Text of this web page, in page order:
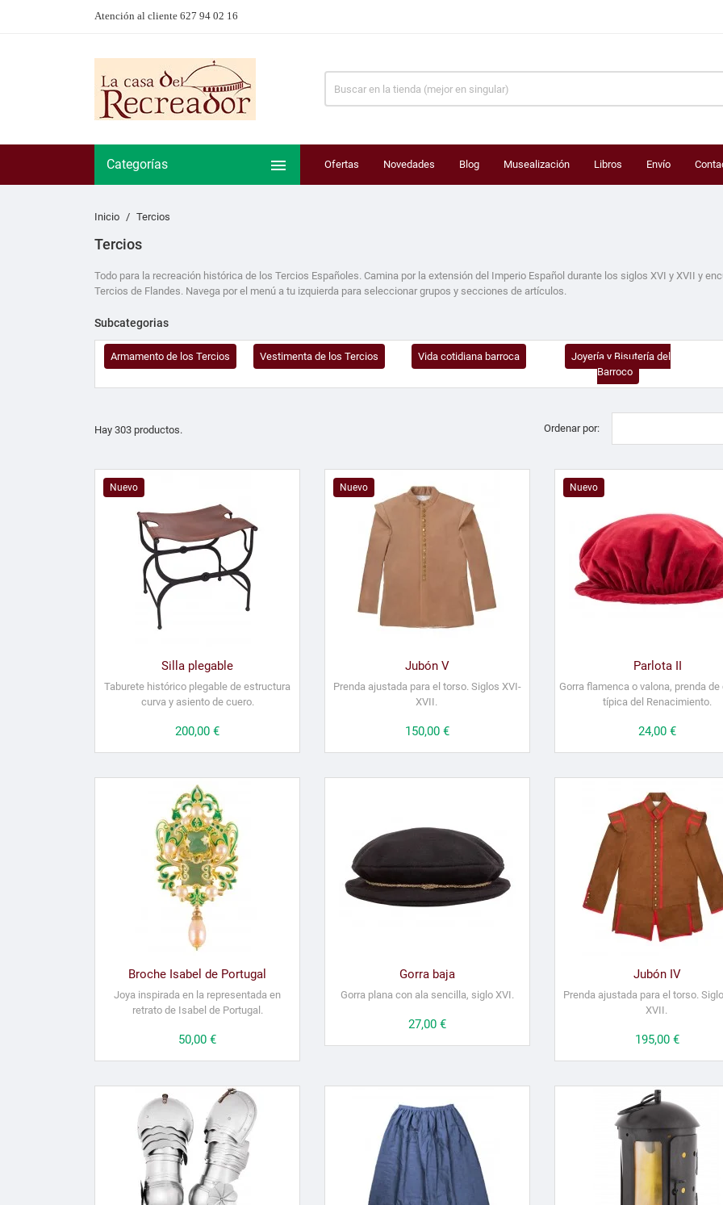
Atención al cliente 627 94 02 16
Categorías  Ofertas Novedades Blog Musealización Libros Envío
Inicio Tercios
Tercios
Todo para la recreación histórica de los Tercios Españoles. Camina por la extensión del Imperio Español durante los siglos XVI y XVII y
Tercios de Flandes. Navega por el menú a tu izquierda para seleccionar grupos y secciones de artículos.
Subcategorias
Armamento de los Tercios Vestimenta de los Tercios Vida cotidiana barroca
Joyería y Bisutería del
Barroco
Hay 303 productos. Ordenar por:
Nuevo
Silla plegable
Taburete histórico plegable de estructura
curva y asiento de cuero.
Precio
200,00 €
Nuevo
Jubón V
Prenda ajustada para el torso. Siglos XVI-
XVII.
Precio
150,00 €
Nuevo
Parlota II
Gorra flamenca o valona, prenda de
típica del Renacimiento.
Precio
24,00 €
Broche Isabel de Portugal
Joya inspirada en la representada en
retrato de Isabel de Portugal.
Precio
50,00 €
Gorra baja
Gorra plana con ala sencilla, siglo XVI.
Precio
27,00 €
Jubón IV
Prenda ajustada para el torso.
XVII.
Precio
195,00 €